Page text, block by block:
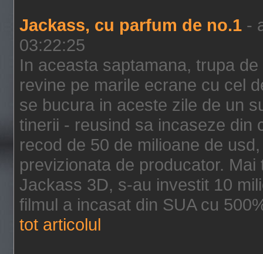
Jackass, cu parfum de no.1 -
03:22:25
In aceasta saptamana, trupa
revine pe marile ecrane cu cel
se bucura in aceste zile de un
tinerii - reusind sa incaseze din
recod de 50 de milioane de
previzionata de producator.
Jackass 3D, s-au investit 10
filmul a incasat din SUA cu
tot articolul